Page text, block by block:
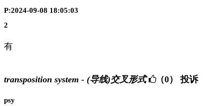
P:2024-09-08 18:05:03
2
有
transposition system - (导线)交叉形式 （0） 投诉
psy